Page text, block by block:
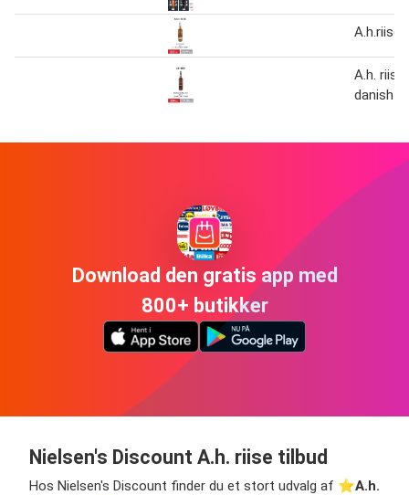
A.h.riise
A.h. riise
danish
Download den gratis app med
800+ butikker
Nielsen's Discount A.h. riise tilbud
Hos Nielsen's Discount finder du et stort udvalg af ⭐️A.h.